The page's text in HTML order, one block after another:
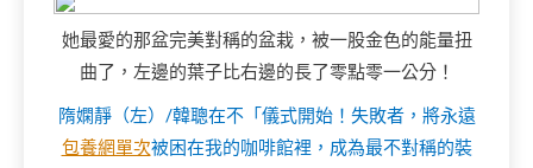
她最愛的那盆完美對稱的盆栽，被一股金色的能量扭
曲了，左邊的葉子比右邊的長了零點零一公分！
隋嫻靜（左）/韓聰在不「儀式開始！失敗者，將永遠
包養網單次被困在我的咖啡館裡，成為最不對稱的裝